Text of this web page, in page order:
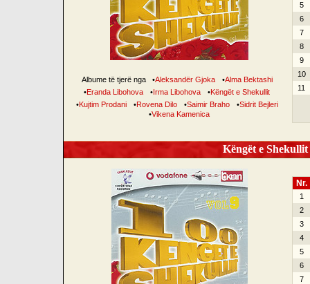
Albume të tjerë nga •Aleksandër Gjoka •Alma Bektashi
•Eranda Libohova •Irma Libohova •Këngët e Shekullit
•Kujtim Prodani •Rovena Dilo •Saimir Braho •Sidrit Bejleri
•Vikena Kamenica
5
6
7
8
9
10
11
Këngët e
Nr.
1
2
3
4
5
6
7